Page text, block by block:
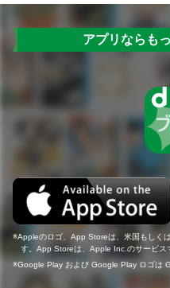
アプリならも
Appleのロゴ、App Storeは、米国もしく
す。App Storeは、Apple Inc.のサービス
Google Play および Google Play ロゴは